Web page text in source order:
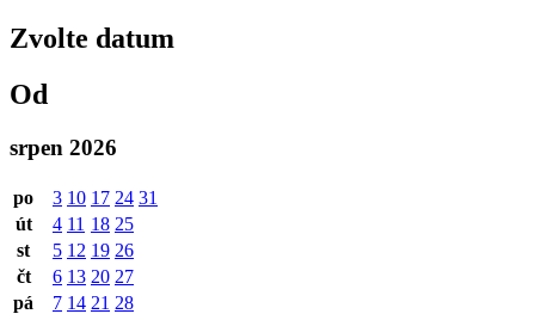
Zvolte datum
Od
srpen 2026
po 3 10 17 24 31
út
4 11 18 25
st
5 12 19 26
čt
6 13 20 27
pá
7 14 21 28